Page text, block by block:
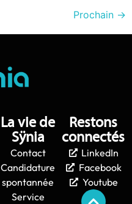
Prochain →
La vie de
Sÿnia
Contact
Candidature
spontannée
Service
Restons
connectés
LinkedIn
Facebook
Youtube